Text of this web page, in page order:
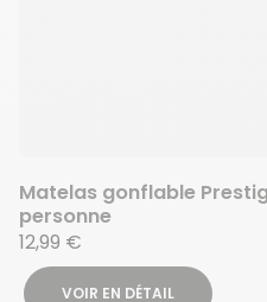
Matelas gonflable
personne
12,99 €
VOIR EN DÉTAIL